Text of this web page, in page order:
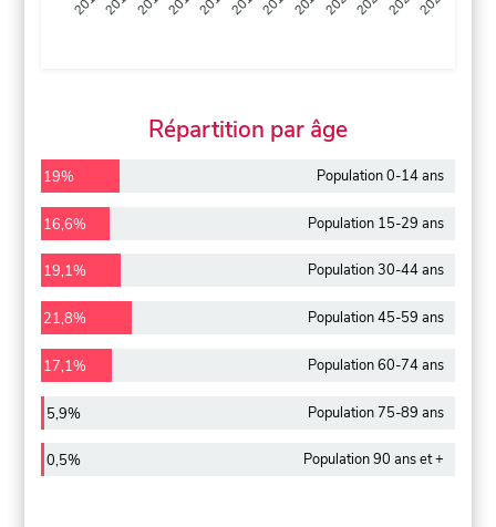
Répartition par âge
19% Population 0-14 ans
16,6% Population 15-29 ans
19,1% Population 30-44 ans
21,8% Population 45-59 ans
17,1% Population 60-74 ans
5,9% Population 75-89 ans
0,5% Population 90 ans et +